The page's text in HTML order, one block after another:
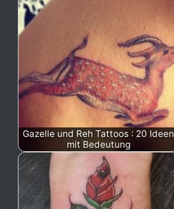
Gazelle und Reh Tattoos : 20 Ideen
mit Bedeutung